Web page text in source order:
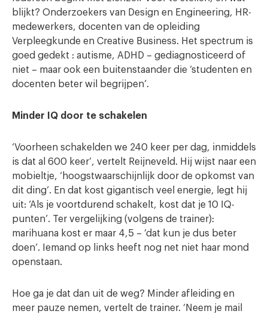
blijkt? Onderzoekers van Design en Engineering, HR-
medewerkers, docenten van de opleiding
Verpleegkunde en Creative Business. Het spectrum is
goed gedekt : autisme, ADHD – gediagnosticeerd of
niet – maar ook een buitenstaander die ‘studenten en
docenten beter wil begrijpen’.
Minder IQ door te schakelen
‘Voorheen schakelden we 240 keer per dag, inmiddels
is dat al 600 keer’, vertelt Reijneveld. Hij wijst naar een
mobieltje, ‘hoogstwaarschijnlijk door de opkomst van
dit ding’. En dat kost gigantisch veel energie, legt hij
uit: ‘Als je voortdurend schakelt, kost dat je 10 IQ-
punten’. Ter vergelijking (volgens de trainer):
marihuana kost er maar 4,5 – ‘dat kun je dus beter
doen’. Iemand op links heeft nog net niet haar mond
openstaan.
Hoe ga je dat dan uit de weg? Minder afleiding en
meer pauze nemen, vertelt de trainer. ‘Neem je mail